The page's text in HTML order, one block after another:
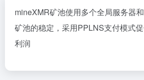
mineXMR矿池使用多个全局服务器
矿池的稳定，采用PPLNS支付模式
利润